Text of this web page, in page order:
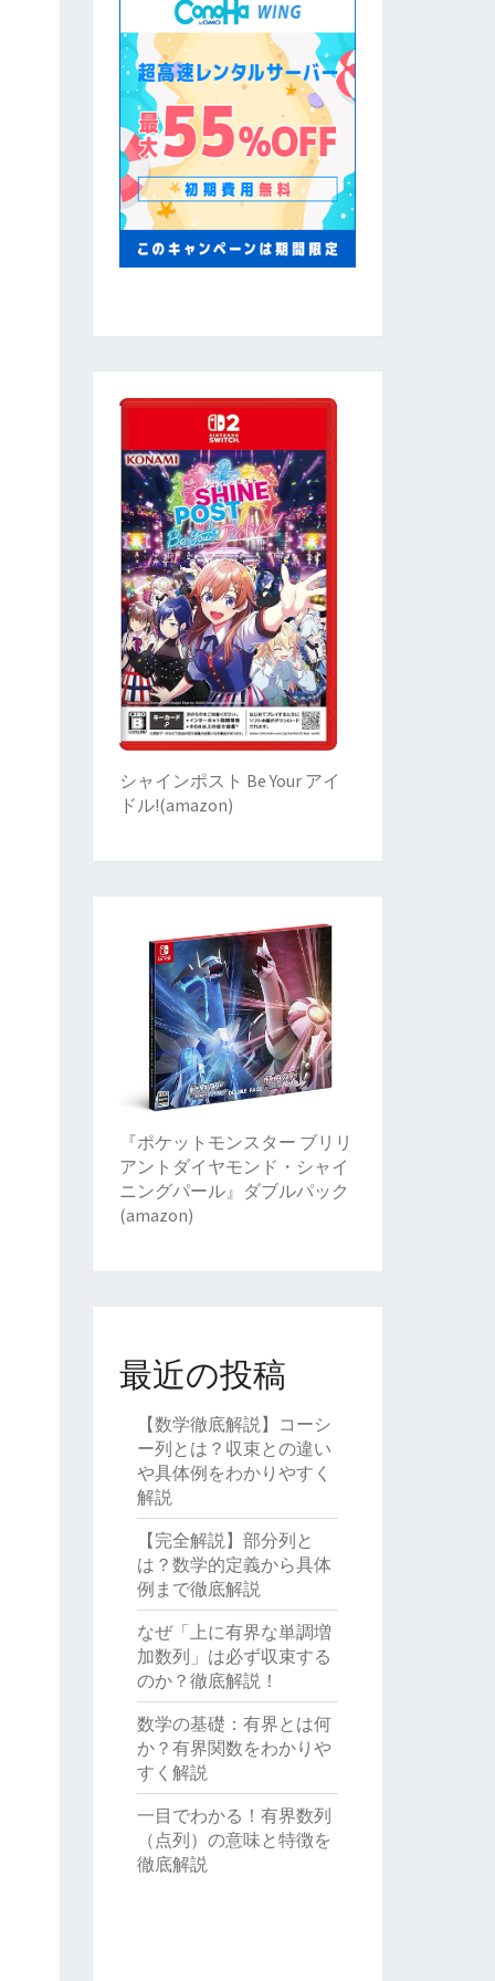
シャインポスト Be Your アイ
ドル!(amazon)
『ポケットモンスター ブリリ
アントダイヤモンド・シャイ
ニングパール』ダブルパック
(amazon)
最近の投稿
【数学徹底解説】コーシ
ー列とは？収束との違い
や具体例をわかりやすく
解説
【完全解説】部分列と
は？数学的定義から具体
例まで徹底解説
なぜ「上に有界な単調増
加数列」は必ず収束する
のか？徹底解説！
数学の基礎：有界とは何
か？有界関数をわかりや
すく解説
一目でわかる！有界数列
（点列）の意味と特徴を
徹底解説